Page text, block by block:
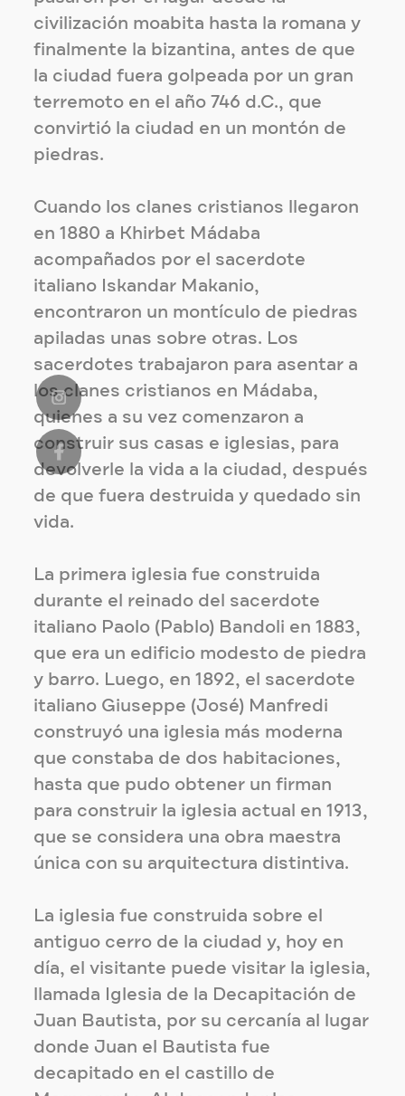
civilización moabita hasta la romana y
finalmente la bizantina, antes de que
la ciudad fuera golpeada por un gran
terremoto en el año 746 d.C., que
convirtió la ciudad en un montón de
piedras.
Cuando los clanes cristianos llegaron
en 1880 a Khirbet Mádaba
acompañados por el sacerdote
italiano Iskandar Makanio,
encontraron un montículo de piedras
apiladas unas sobre otras. Los
sacerdotes trabajaron para asentar a
los clanes cristianos en Mádaba,
quienes a su vez comenzaron a
construir sus casas e iglesias, para
devolverle la vida a la ciudad, después
de que fuera destruida y quedado sin
vida.
La primera iglesia fue construida
durante el reinado del sacerdote
italiano Paolo (Pablo) Bandoli en 1883,
que era un edificio modesto de piedra
y barro. Luego, en 1892, el sacerdote
italiano Giuseppe (José) Manfredi
construyó una iglesia más moderna
que constaba de dos habitaciones,
hasta que pudo obtener un firman
para construir la iglesia actual en 1913,
que se considera una obra maestra
única con su arquitectura distintiva.
La iglesia fue construida sobre el
antiguo cerro de la ciudad y, hoy en
día, el visitante puede visitar la iglesia,
llamada Iglesia de la Decapitación de
Juan Bautista, por su cercanía al lugar
donde Juan el Bautista fue
decapitado en el castillo de